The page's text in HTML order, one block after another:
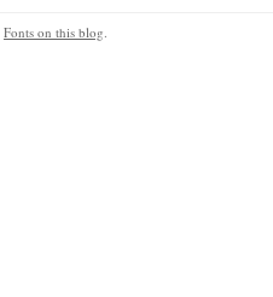
Fonts on this blog.